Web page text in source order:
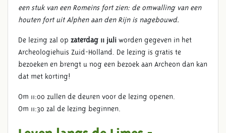
een stuk van een Romeins fort zien: de omwalling van een
houten fort uit Alphen aan den Rijn is nagebouwd.
De lezing zal op zaterdag 11 juli worden gegeven in het
Archeologiehuis Zuid-Holland. De lezing is gratis te
bezoeken en brengt u nog een bezoek aan Archeon dan kan
dat met korting!
Om 11:00 zullen de deuren voor de lezing openen.
Om 11:30 zal de lezing beginnen.
Leven langs de Limes -